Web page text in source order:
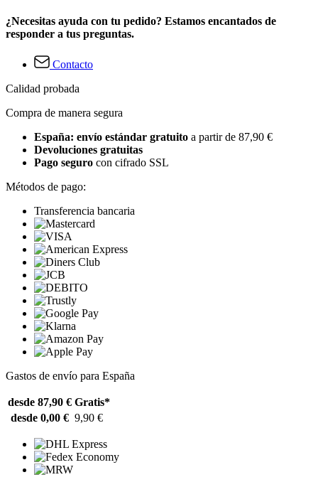
¿Necesitas ayuda con tu pedido? Estamos encantados de
responder a tus preguntas.
Contacto
Calidad probada
Compra de manera segura
España: envío estándar gratuito a partir de 87,90 €
Devoluciones gratuitas
Pago seguro con cifrado SSL
Métodos de pago:
Transferencia bancaria
Gastos de envío para España
desde 87,90 € Gratis*
desde 0,00 € 9,90 €